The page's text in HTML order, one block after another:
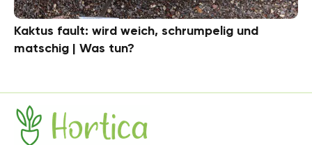
Kaktus fault: wird weich, schrumpelig und
matschig | Was tun?